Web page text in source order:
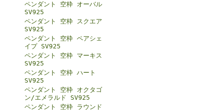
ペンダント 空枠 オーバル
SV925
ペンダント 空枠 スクエア
SV925
ペンダント 空枠 ペアシェ
イプ SV925
ペンダント 空枠 マーキス
SV925
ペンダント 空枠 ハート
SV925
ペンダント 空枠 オクタゴ
ン/エメラルド SV925
ペンダント 空枠 ラウンド